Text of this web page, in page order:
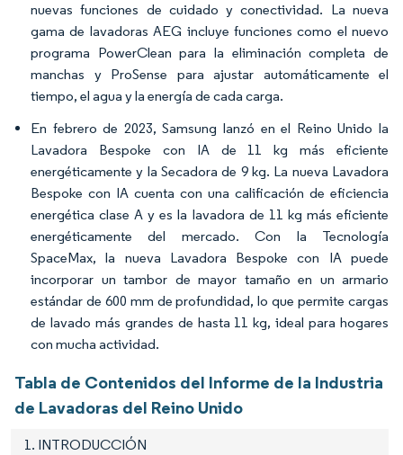
nuevas funciones de cuidado y conectividad. La nueva
gama de lavadoras AEG incluye funciones como el nuevo
programa PowerClean para la eliminación completa de
manchas y ProSense para ajustar automáticamente el
tiempo, el agua y la energía de cada carga.
En febrero de 2023, Samsung lanzó en el Reino Unido la
Lavadora Bespoke con IA de 11 kg más eficiente
energéticamente y la Secadora de 9 kg. La nueva Lavadora
Bespoke con IA cuenta con una calificación de eficiencia
energética clase A y es la lavadora de 11 kg más eficiente
energéticamente del mercado. Con la Tecnología
SpaceMax, la nueva Lavadora Bespoke con IA puede
incorporar un tambor de mayor tamaño en un armario
estándar de 600 mm de profundidad, lo que permite cargas
de lavado más grandes de hasta 11 kg, ideal para hogares
con mucha actividad.
Tabla de Contenidos del Informe de la Industria
de Lavadoras del Reino Unido
1. INTRODUCCIÓN